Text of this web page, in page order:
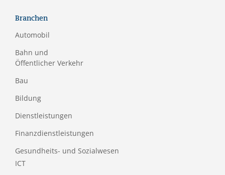
Branchen
Automobil
Bahn und
Öffentlicher Verkehr
Bau
Bildung
Dienstleistungen
Finanzdienstleistungen
Gesundheits- und Sozialwesen
ICT